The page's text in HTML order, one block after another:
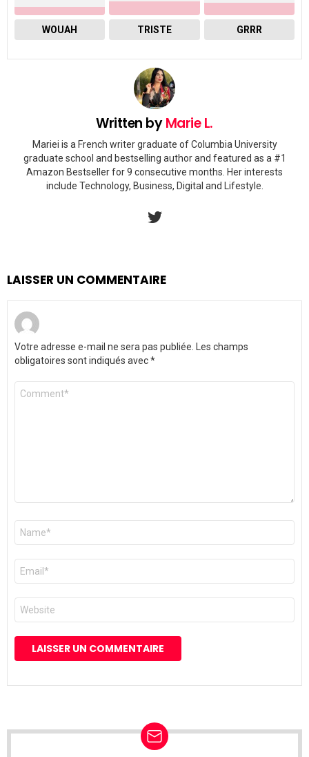
WOUAH TRISTE GRRR
Written byMarie L.
Mariei is a French writer graduate of Columbia University
graduate school and bestselling author and featured as a #1
Amazon Bestseller for 9 consecutive months. Her interests
include Technology, Business, Digital and Lifestyle.
LAISSER UN COMMENTAIRE
Votre adresse e-mail ne sera pas publiée.
Les champs
obligatoires sont indiqués avec*
Commentaire
Nom
E-
mail
*
Site
web